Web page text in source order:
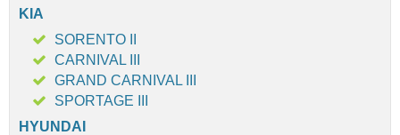
KIA
SORENTO II
CARNIVAL III
GRAND CARNIVAL III
SPORTAGE III
HYUNDAI